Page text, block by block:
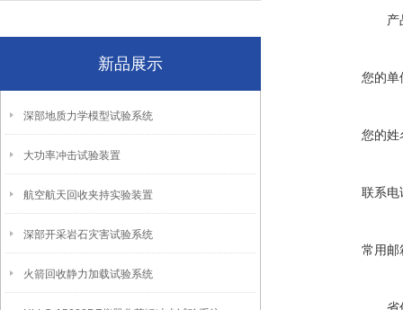
新品展示
深部地质力学模型试验系统
大功率冲击试验装置
航空航天回收夹持实验装置
深部开采岩石灾害试验系统
火箭回收静力加载试验系统
产
您的单
您的姓
联系电
常用邮